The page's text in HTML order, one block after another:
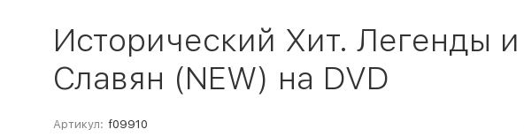
Исторический Хит. Легенды
Славян (NEW) на DVD
Артикул: f09910